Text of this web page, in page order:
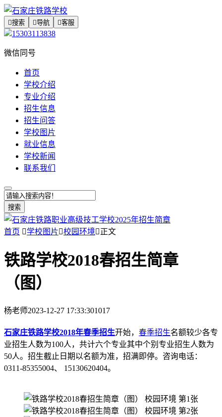
搜索 导航 客服
15303113838
微信同号
首页
学校介绍
专业介绍
招生信息
招生问答
学校图片
就业信息
学校新闻
联系我们
搜索
首页 学校图片校园环境正文
铁路学校2018春招生简章
（图）
杨老师2023-12-27 17:33:301017
石家庄铁路学校2018年春季招生开始， 春季招生名额较少各专
业招生人数为100人，共计六个专业其中个别专业招生人数为
50人。招生截止日期以名额为准，招满即停。咨询电话：
0311-85355004、 15130620404。